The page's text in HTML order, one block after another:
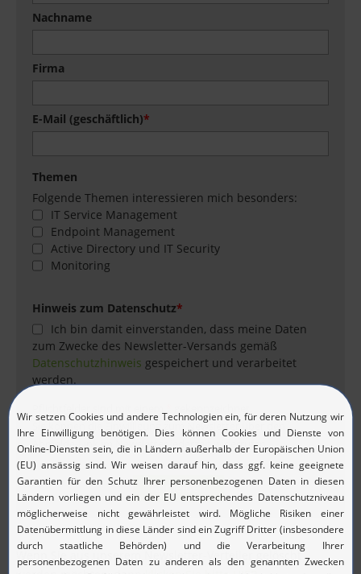
Nachname
Firma
E-Mail (geschäftlich)*
Themen
Folgende Themen interessieren mich besonders:
IT Service Management
Endpoint Management
Active Directory und IT Security
Monitoring
Hinweis zum Datenschutz*
Ich bin damit einverstanden, dass meine Daten
zum Zwecke des Newsletter-Versands gemäß
Datenschutzhinweis gespeichert und verarbeitet
werden.
Sie können die Einwilligung zum Newsletter über den
Abmelde-Link im Newsletter jederzeit widerrufen.
Anmelden
Wenn Sie aus unserem Newsletter-Verteiler gelöscht